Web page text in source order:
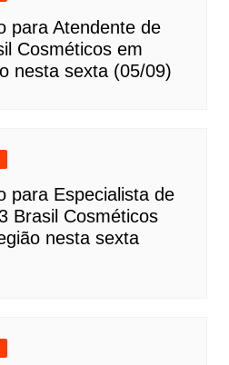
para Atendente de
Cosméticos em
nesta sexta (05/09)
para Especialista de
Brasil Cosméticos
nesta sexta